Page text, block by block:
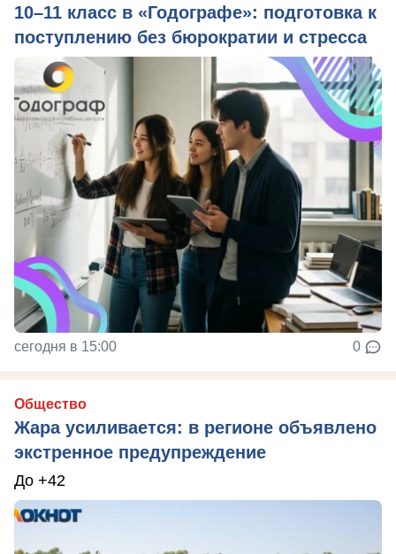
10–11 класс в «Годографе»: подготовка к
поступлению без бюрократии и стресса
сегодня в 15:00 0
Общество
Жара усиливается: в регионе объявлено
экстренное предупреждение
До +42